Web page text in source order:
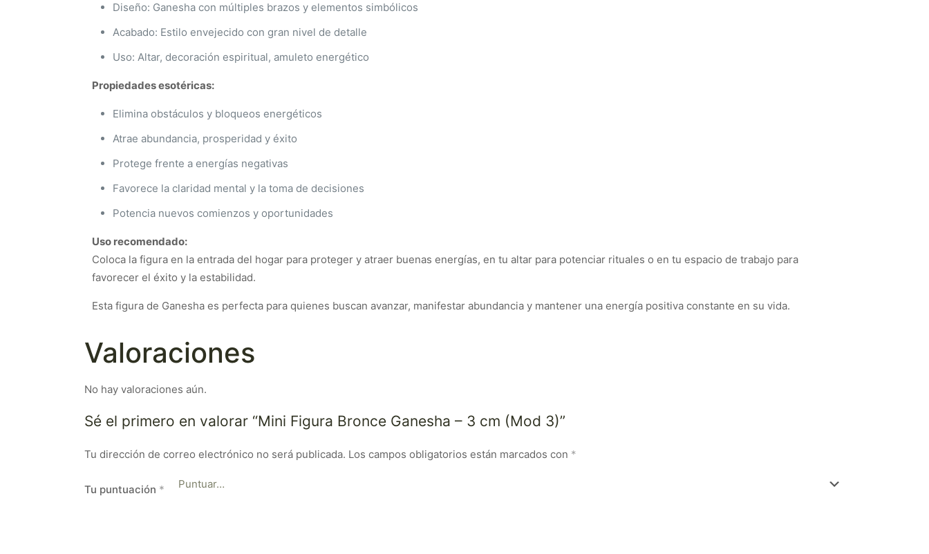
Diseño: Ganesha con múltiples brazos y elementos simbólicos
Acabado: Estilo envejecido con gran nivel de detalle
Uso: Altar, decoración espiritual, amuleto energético
Propiedades esotéricas:
Elimina obstáculos y bloqueos energéticos
Atrae abundancia, prosperidad y éxito
Protege frente a energías negativas
Favorece la claridad mental y la toma de decisiones
Potencia nuevos comienzos y oportunidades
Uso recomendado:
Coloca la figura en la entrada del hogar para proteger y atraer buenas energías, en tu altar para potenciar rituales o en tu espacio de trabajo para
favorecer el éxito y la estabilidad.
Esta figura de Ganesha es perfecta para quienes buscan avanzar, manifestar abundancia y mantener una energía positiva constante en su vida.
Valoraciones
No hay valoraciones aún.
Sé el primero en valorar “Mini Figura Bronce Ganesha – 3 cm (Mod 3)”
Tu dirección de correo electrónico no será publicada. Los campos obligatorios están marcados con *
Tu puntuación *